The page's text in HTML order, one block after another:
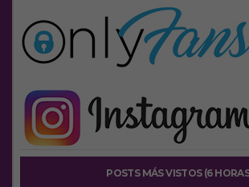
POSTS MÁS VISTOS (6